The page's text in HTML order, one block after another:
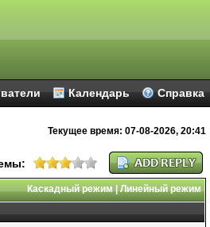
Календарь Справка
Текущее время: 07-08-2026, 20:41
Каскадный режим|Линейный режим